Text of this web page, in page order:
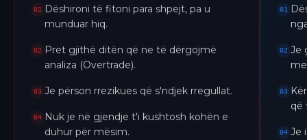
01
Dëshironi të fitoni para shpejt, pa u
munduar hiq.
02
Pret gjithë ditën që ne të dërgojmë
analiza (Overtrade).
03 Je përson rrezikues që s'ndjek rregullat.
04 Nuk je në gjendje t'i kushtosh kohën e
duhur për mësim.
01
02 Je
03
që
04 Je